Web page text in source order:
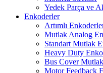
Yedek Parça ve
Enkoderler
Artımlı
Mutlak Analog
Standart Mutlak
Heavy Duty
Bus Cover
Motor Feedback